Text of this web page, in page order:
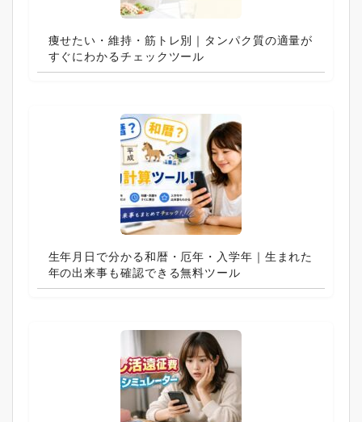
痩せたい・維持・筋トレ別｜タンパク質の適量が
すぐにわかるチェックツール
生年月日で分かる和暦・厄年・入学年｜生まれた
年の出来事も確認できる無料ツール